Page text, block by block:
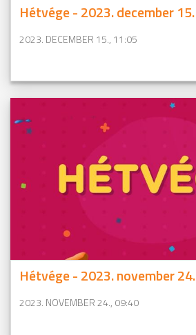
Hétvége - 2023. december 15.
2023. DECEMBER 15., 11:05
Hétvége - 2023. november 24.
2023. NOVEMBER 24., 09:40